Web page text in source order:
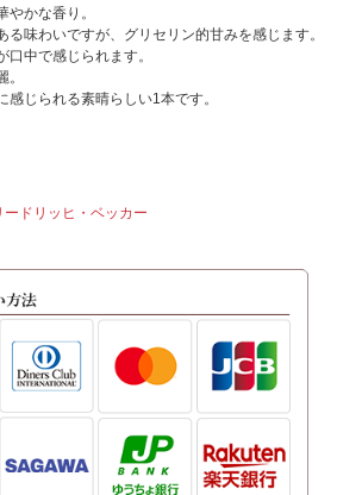
やかな香り。
る味わいですが、グリセリン的甘みを感じます。
中で感じられます。
感じられる素晴らしい1本です。
ードリッヒ・ベッカー